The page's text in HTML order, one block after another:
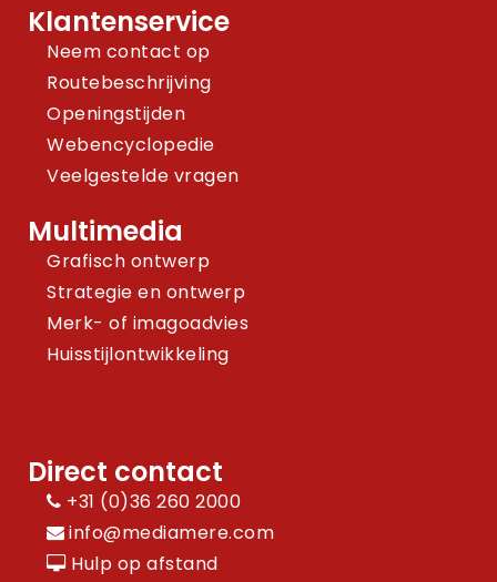
Klantenservice
Neem contact op
Routebeschrijving
Openingstijden
Webencyclopedie
Veelgestelde vragen
Multimedia
Grafisch ontwerp
Strategie en ontwerp
Merk- of imagoadvies
Huisstijlontwikkeling
Direct contact
+31 (0)36 260 2000
info@mediamere.com
Hulp op afstand